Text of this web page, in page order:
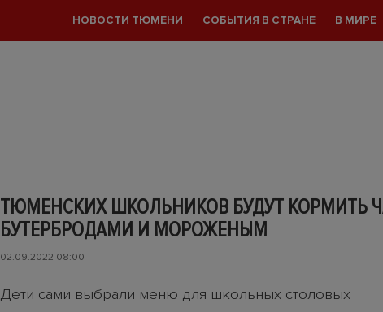
НОВОСТИ ТЮМЕНИ СОБЫТИЯ В СТРАНЕ В МИРЕ
ТЮМЕНСКИХ ШКОЛЬНИКОВ БУДУТ КОРМИТЬ
БУТЕРБРОДАМИ И МОРОЖЕНЫМ
02.09.2022 08:00
Дети сами выбрали меню для школьных столовых